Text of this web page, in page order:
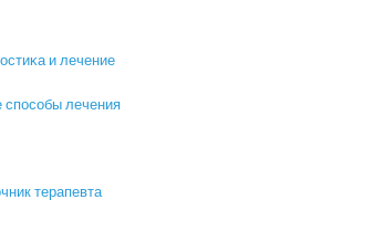
и лечение
лечения
терапевта